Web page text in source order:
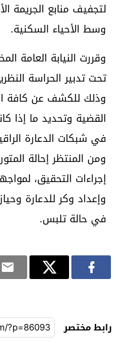
لتجفيف منابع الجريمة
وسط الأحياء السكنية.
وقررت النيابة العامة
تحت تدبير الحراسة
وذلك للكشف عن كافة
القضية وتحديد ما
في شبكات الدعارة
ومن المنتظر إحالة
إجراءات التحقيق،
وإعداد وكر للدعارة
في حالة تلبس.
رابط مختصر